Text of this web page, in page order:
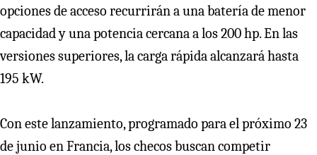
opciones de acceso recurrirán a una batería de menor
capacidad y una potencia cercana a los 200 hp. En las
versiones superiores, la carga rápida alcanzará hasta
195 kW.
Con este lanzamiento, programado para el próximo 23
de junio en Francia, los checos buscan competir